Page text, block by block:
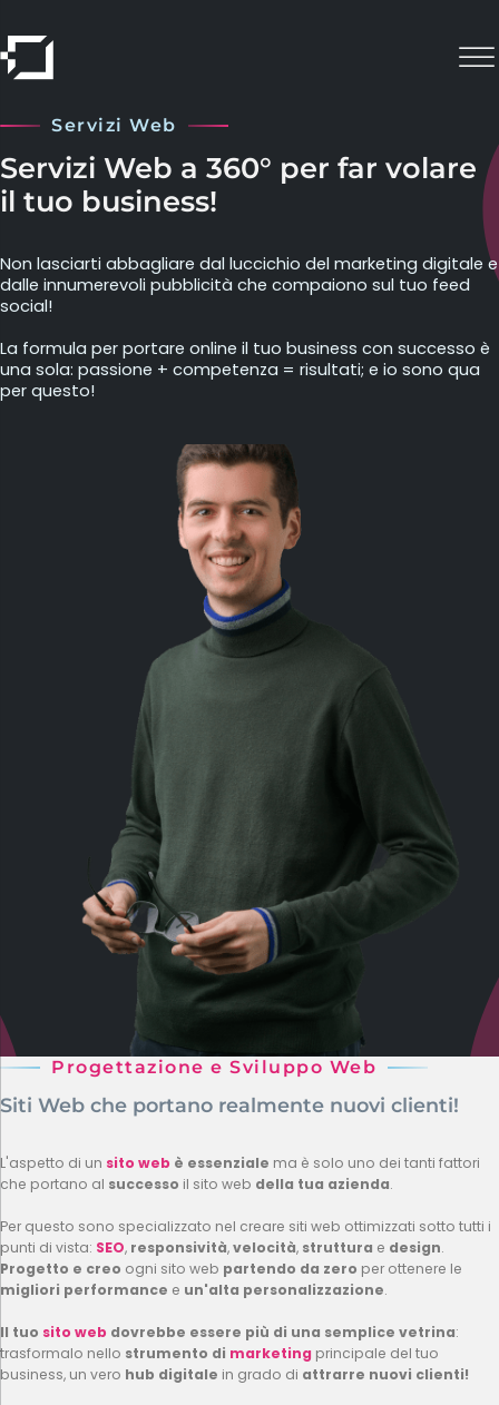
Servizi Web
Servizi Web a 360° per far volare
il tuo business!
Non lasciarti abbagliare dal luccichio del marketing digitale e
dalle innumerevoli pubblicità che compaiono sul tuo feed
social!
La formula per portare online il tuo business con successo è
una sola: passione + competenza = risultati; e io sono qua
per questo!
Progettazione e Sviluppo Web
Siti Web che portano realmente nuovi clienti!
L'aspetto di un sito web è essenziale ma è solo uno dei tanti fattori
che portano al successo il sito web della tua azienda.
Per questo sono specializzato nel creare siti web ottimizzati sotto tutti i
punti di vista: SEO, responsività,velocità, struttura e design.
Progetto e creo ogni sito web partendo da zero per ottenere le
migliori performance e un'alta personalizzazione.
Il tuo sito web dovrebbe essere più di una semplice vetrina:
trasformalo nello strumento di marketing principale del tuo
business, un vero hub digitale in grado di attrarre nuovi clienti!